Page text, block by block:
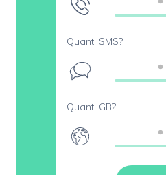
Quanti SMS?
Quanti GB?